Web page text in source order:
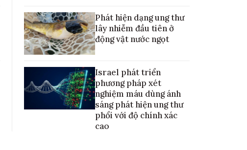
Phát hiện dạng ung thư
lây nhiễm đầu tiên ở
động vật nước ngọt
Israel phát triển
phương pháp xét
nghiệm máu dùng ánh
sáng phát hiện ung thư
phổi với độ chính xác
cao